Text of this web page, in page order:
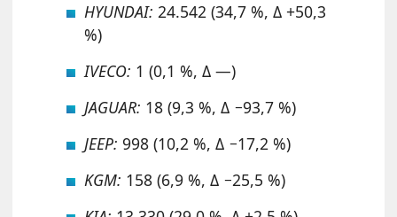
HYUNDAI: 24.542 (34,7 %, Δ +50,3
%)
IVECO: 1 (0,1 %, Δ —)
JAGUAR: 18 (9,3 %, Δ −93,7 %)
JEEP: 998 (10,2 %, Δ −17,2 %)
KGM: 158 (6,9 %, Δ −25,5 %)